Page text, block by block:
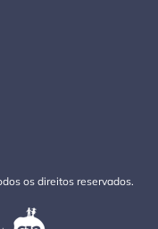
os direitos reservados.